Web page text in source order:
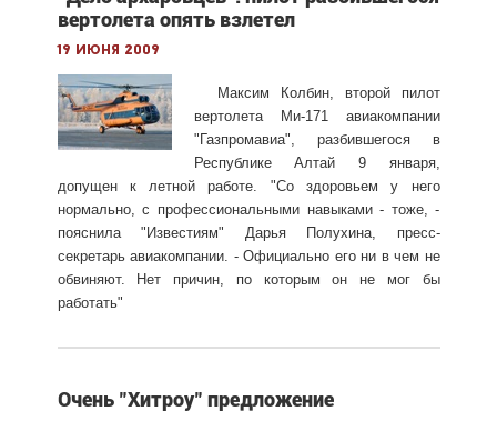
вертолета опять взлетел
19 июня 2009
Максим Колбин, второй пилот
вертолета Ми-171 авиакомпании
"Газпромавиа", разбившегося в
Республике Алтай 9 января,
допущен к летной работе. "Со здоровьем у него
нормально, с профессиональными навыками - тоже, -
пояснила "Известиям" Дарья Полухина, пресс-
секретарь авиакомпании. - Официально его ни в чем не
обвиняют. Нет причин, по которым он не мог бы
работать"
Очень "Хитроу" предложение